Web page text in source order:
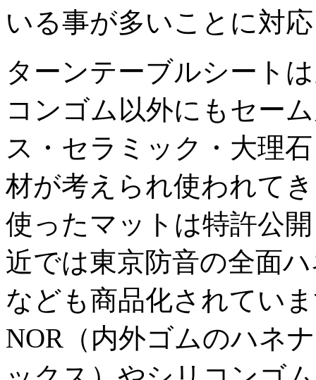
いる事が多いことに対
ターンテーブルシート
コンゴム以外にもセー
ス・セラミック・大理
材が考えられ使われて
使ったマットは特許公
近では東京防音の全面
なども商品化されてい
NOR（内外ゴムのハネ